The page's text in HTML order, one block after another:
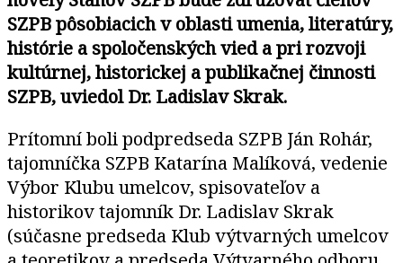
SZPB pôsobiacich v oblasti umenia, literatúry,
histórie a spoločenských vied a pri rozvoji
kultúrnej, historickej a publikačnej činnosti
SZPB, uviedol Dr. Ladislav Skrak.
Prítomní boli podpredseda SZPB Ján Rohár,
tajomníčka SZPB Katarína Malíková, vedenie
Výbor Klubu umelcov, spisovateľov a
historikov tajomník Dr. Ladislav Skrak
(súčasne predseda Klub výtvarných umelcov